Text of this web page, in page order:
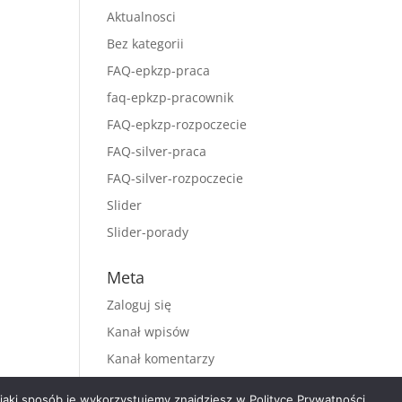
Aktualnosci
Bez kategorii
FAQ-epkzp-praca
faq-epkzp-pracownik
FAQ-epkzp-rozpoczecie
FAQ-silver-praca
FAQ-silver-rozpoczecie
Slider
Slider-porady
Meta
Zaloguj się
Kanał wpisów
Kanał komentarzy